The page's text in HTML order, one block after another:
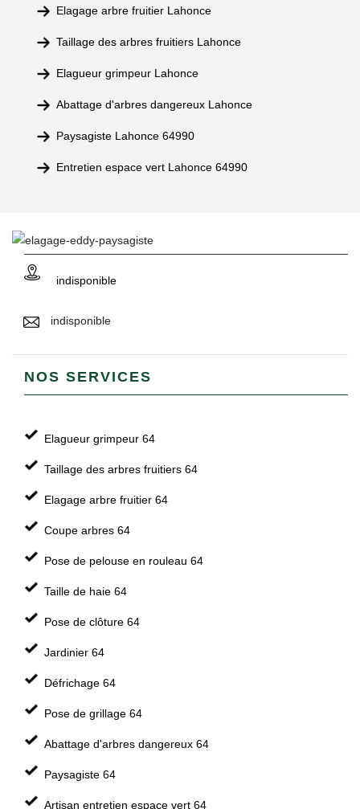
Elagage arbre fruitier Lahonce
Taillage des arbres fruitiers Lahonce
Elagueur grimpeur Lahonce
Abattage d'arbres dangereux Lahonce
Paysagiste Lahonce 64990
Entretien espace vert Lahonce 64990
indisponible
indisponible
NOS SERVICES
Elagueur grimpeur 64
Taillage des arbres fruitiers 64
Elagage arbre fruitier 64
Coupe arbres 64
Pose de pelouse en rouleau 64
Taille de haie 64
Pose de clôture 64
Jardinier 64
Défrichage 64
Pose de grillage 64
Abattage d'arbres dangereux 64
Paysagiste 64
Artisan entretien espace vert 64